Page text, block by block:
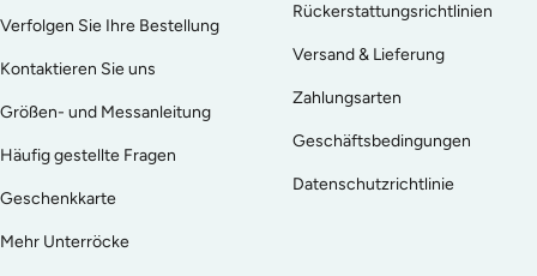
Verfolgen Sie Ihre Bestellung
Kontaktieren Sie uns
Größen- und Messanleitung
Häufig gestellte Fragen
Geschenkkarte
Mehr Unterröcke
Rückerstattungsrichtlinien
Versand & Lieferung
Zahlungsarten
Geschäftsbedingungen
Datenschutzrichtlinie